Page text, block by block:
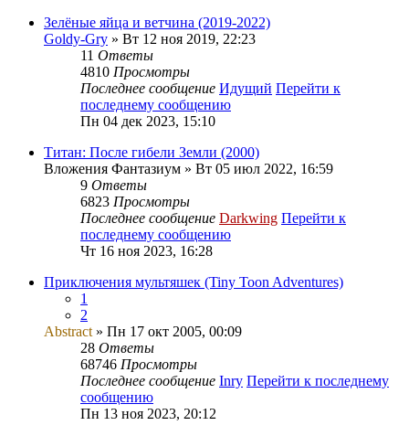
Зелёные яйца и ветчина (2019-2022)
Goldy-Gry » Вт 12 ноя 2019, 22:23
11 Ответы
4810 Просмотры
Последнее сообщение Идущий Перейти к
последнему сообщению
Пн 04 дек 2023, 15:10
Титан: После гибели Земли (2000)
Вложения Фантазиум » Вт 05 июл 2022, 16:59
9 Ответы
6823 Просмотры
Последнее сообщение Darkwing Перейти к
последнему сообщению
Чт 16 ноя 2023, 16:28
Приключения мультяшек (Tiny Toon Adventures)
1
2
Abstract » Пн 17 окт 2005, 00:09
28 Ответы
68746 Просмотры
Последнее сообщение Inry Перейти к последнему
сообщению
Пн 13 ноя 2023, 20:12